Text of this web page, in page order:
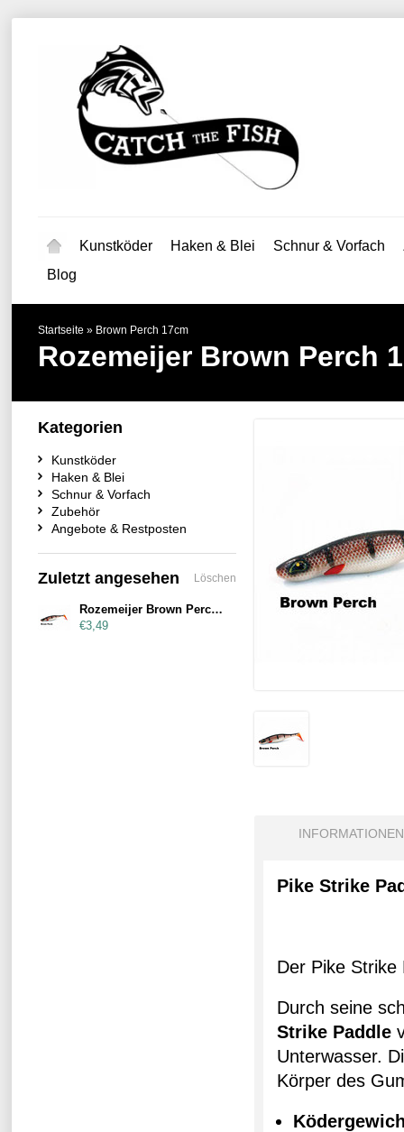
Kunstköder Haken & Blei Schnur & Vorfach
Blog
Startseite » Brown Perch 17cm
Rozemeijer Brown Perch
INFORMATIONEN
Pike Strike
Der Pike
Durch seine
Strike Paddle
Unterwasser.
Körper des
Kategorien
Kunstköder
Haken & Blei
Schnur & Vorfach
Zubehör
Angebote & Restposten
Zuletzt angesehen Löschen
Rozemeijer Brown Perch 17cm
€3,49